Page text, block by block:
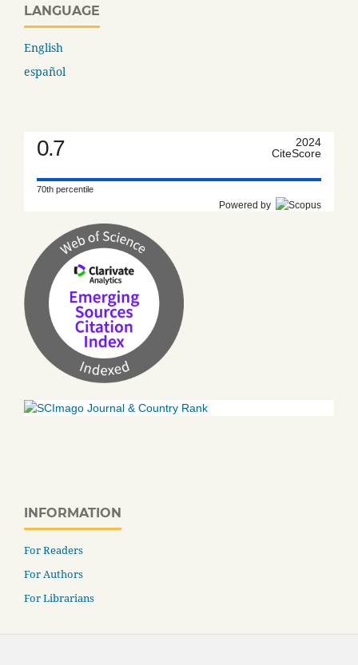
LANGUAGE
English
español
0.7
2024
CiteScore
70th percentile
Powered by
INFORMATION
For Readers
For Authors
For Librarians